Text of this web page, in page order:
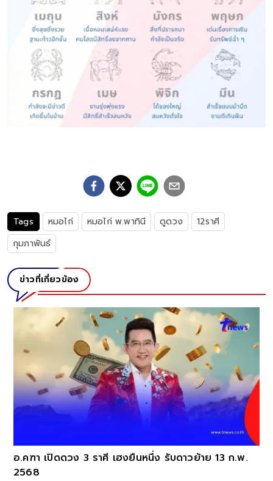
Tags หมอไก่ หมอไก่ พ.พาทินี ดูดวง
12ราศี
กุมภาพันธ์
ข่าวที่เกี่ยวข้อง
อ.คฑา เปิดดวง 3 ราศี เฮงยืนหนึ่ง รับดาวย้าย 13 ก.พ.
2568